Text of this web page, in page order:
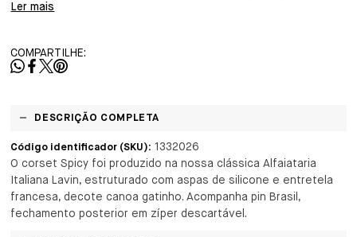
Ler mais
COMPARTILHE:
DESCRIÇÃO COMPLETA
Código identificador (SKU): 1332026
O corset Spicy foi produzido na nossa clássica Alfaiataria
Italiana Lavin, estruturado com aspas de silicone e entretela
francesa, decote canoa gatinho. Acompanha pin Brasil,
fechamento posterior em zíper descartável.